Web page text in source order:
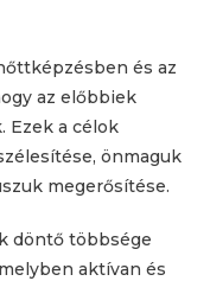
és az
az előbbiek
Ezek a célok
önmaguk
megerősítése.
döntő többsége
aktívan és